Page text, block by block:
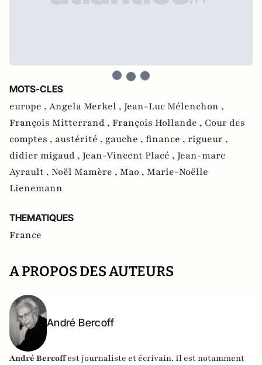
MOTS-CLES
europe , Angela Merkel , Jean-Luc Mélenchon ,
François Mitterrand , François Hollande , Cour des
comptes , austérité , gauche , finance , rigueur ,
didier migaud , Jean-Vincent Placé , Jean-marc
Ayrault , Noël Mamère , Mao , Marie-Noëlle
Lienemann
THEMATIQUES
France
A PROPOS DES AUTEURS
André Bercoff
André Bercoffest journaliste et écrivain. Il est notamment